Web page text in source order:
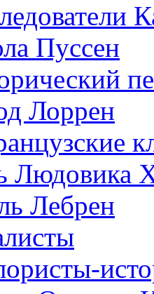
Пуссен
Лоррен
Людовика
Лебрен